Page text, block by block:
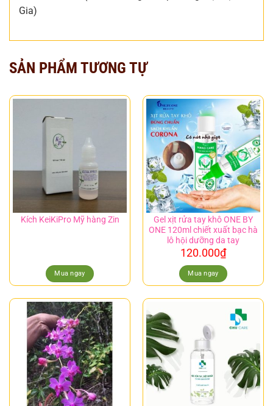
Gia)
SẢN PHẨM TƯƠNG TỰ
Kích KeiKiPro Mỹ hàng Zin
Mua ngay
Gel xịt rửa tay khô ONE BY
ONE 120ml chiết xuất bạc hà
lô hội dưỡng da tay
120.000₫
Mua ngay